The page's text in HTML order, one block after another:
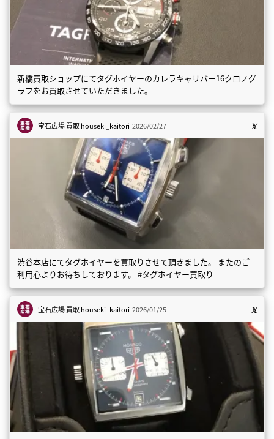
新橋買取ショップにてタグホイヤーのカレラキャリバー16クロノグ
ラフをお買取させていただきました。
宝石広場 買取houseki_kaitori 2026/02/27
渋谷本店にてタグホイヤーを買取りさせて頂きました。 またのご
利用心よりお待ちしております。 #タグホイヤー買取り
宝石広場 買取houseki_kaitori 2026/01/25